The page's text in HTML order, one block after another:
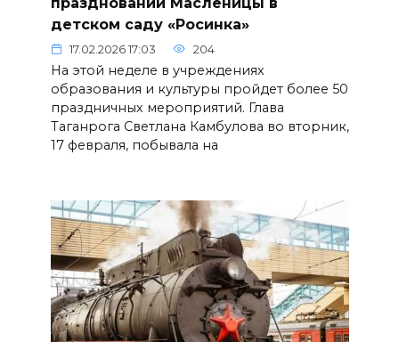
детском саду «Росинка»
17.02.2026 17:03 204
На этой неделе в учреждениях
образования и культуры пройдет более 50
праздничных мероприятий. Глава
Таганрога Светлана Камбулова во вторник,
17 февраля, побывала на